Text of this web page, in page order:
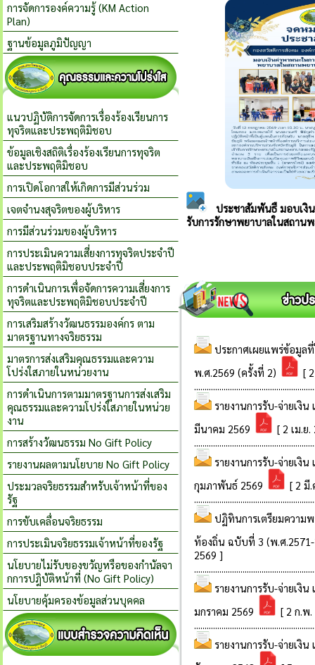
การจัดการองค์ความรู้ (KM Action
Plan)
ฐานข้อมูลภูมิปัญญา
แนวปฏิบัติการจัดการเรื่องร้องเรียนการ
ทุจริตและประพฤติมิชอบ
ข้อมูลเชิงสถิติเรื่องร้องเรียนการทุจริต
และประพฤติมิชอบ
การเปิดโอกาสให้เกิดการมีส่วนร่วม
เจตจำนงสุจริตของผู้บริหาร
การมีส่วนร่วมของผู้บริหาร
การประเมินความเสี่ยงการทุจริตประจำปี
และประพฤติมิชอบประจำปี
การดำเนินการเพื่อจัดการความเสี่ยงการ
ทุจริตและประพฤติมิชอบประจำปี
การเสริมสร้างวัฒนธรรมองค์กร ตาม
มาตรฐานทางจริยธรรม
มาตรการส่งเสริมคุณธรรมและความ
โปร่งใสภายในหน่วยงาน
การดำเนินการตามมาตรฐานการส่งเสริม
คุณธรรมและความโปร่งใสภายในหน่วย
งาน
การสร้างวัฒนธรรม No Gift Policy
รายงานผลตามนโยบาย No Gift Policy
ประมวลจริยธรรมสำหรับเจ้าหน้าที่ของ
รัฐ
การขับเคลื่อนจริยธรรม
การประเมินจริยธรรมเจ้าหน้าที่ของรัฐ
นโยบายไม่รับของขวัญหรือของกำนัลจา
กการปฎิบัติหน้าที่ (No Gift Policy)
นโยบายคุ้มครองข้อมูลส่วนบุคคล